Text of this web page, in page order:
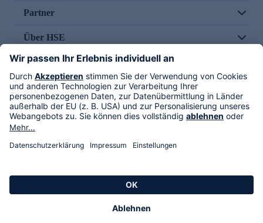
Partner
Über HSE
Im TV
HSE International